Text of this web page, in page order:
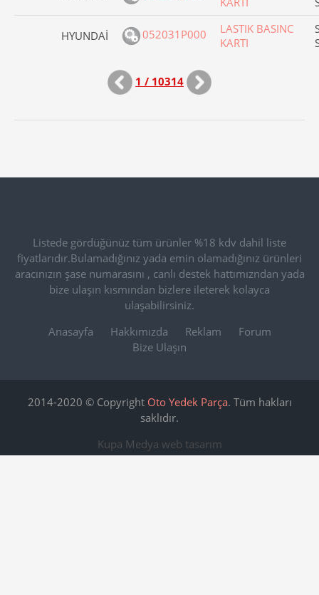
HYUNDAİ 052031P000
LASTIK BASINC
KARTI
1 / 10314
Listede gördüğünüz tüm ürünler %18 kdv dahil liste
fiyatlarıdır.Bulamadığınız yada emin olamadığınız ürünleri
aracınızın şase numarasını , canlı destek hattımızndan yada
bize ulaşın kısmından bizlere ileterek kolayca
ulaşabilirsiniz.
Anasayfa
Hakkımızda Reklam
Forum
Bize Ulaşın
2014-2020 © Copyright Oto Yedek Parça. Tüm hakları
saklıdır.
Kupa Medya web tasarım